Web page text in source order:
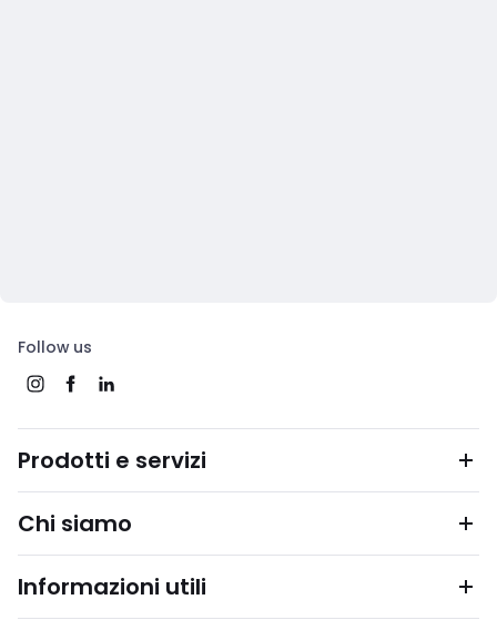
Follow us
Prodotti e servizi
Chi siamo
Informazioni utili